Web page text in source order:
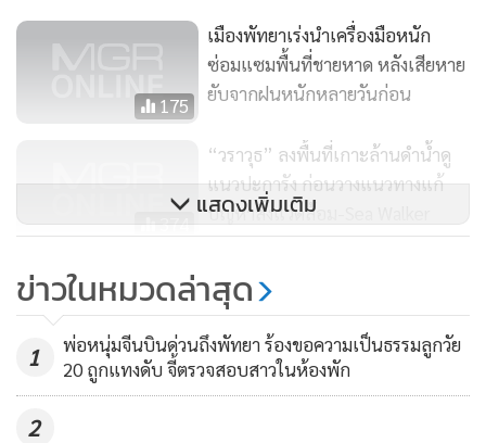
แบบคล้ายตลาดนัดหรือตลาดทั่วไปที่มีการขออนุญาต ซึ่งการนำ
เสนอข่าวดังกล่าวก่อให้เกิดการเข้าใจผิดกับประชาชน และยังได้
มีการแสดงความเห็นที่ก่อให้เกิดความเสียหายต่อเมืองพัทยาอีก
ด้วย” นายสนธยา กล่าว
175
เมืองพัทยาเร่งนำเครื่องมือหนัก
ซ่อมแซมพื้นที่ชายหาด หลังเสียหาย
ยับจากฝนหนักหลายวันก่อน
374
“วราวุธ” ลงพื้นที่เกาะล้านดำน้ำดู
แนวปะการัง ก่อนวางแนวทางแก้
ปัญหาสิ่งแวดล้อม-Sea Walker
263
วินด์เซิร์ฟและกีฬากระดานยืนพาย
(SUP) เมืองพัทยา
แสดงเพิ่มเติม
ข่าวในหมวดล่าสุด
1
พ่อหนุ่มจีนบินด่วนถึงพัทยา ร้องขอความเป็นธรรมลูกวัย
20 ถูกแทงดับ จี้ตรวจสอบสาวในห้องพัก
2